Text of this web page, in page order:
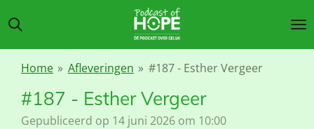
direct
naar
Home » Afleveringen » #187 - Esther Vergeer
#187 - Esther Vergeer
Gepubliceerd op 14 juni 2026 om 10:00